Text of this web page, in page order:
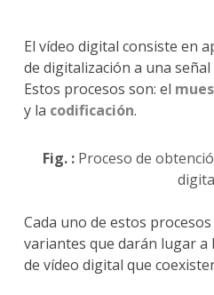
El vídeo digital consiste en
de digitalización a una
Estos procesos son: el
y la codificación.
Fig. : Proceso de
Cada uno de estos
variantes que darán lugar a
de vídeo digital que